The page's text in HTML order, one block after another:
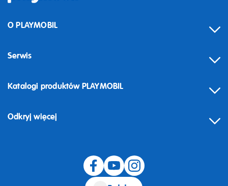
O PLAYMOBIL
Serwis
Odstąpienie od umowy
Katalogi produktów PLAYMOBIL
Odkryj więcej